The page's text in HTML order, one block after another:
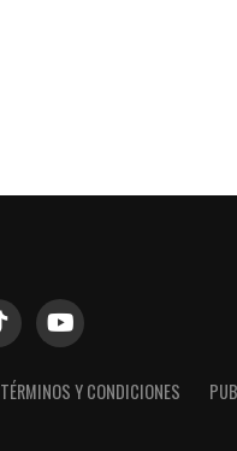
TÉRMINOS Y CONDICIONES